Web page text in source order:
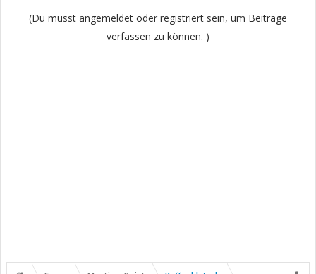
(Du musst angemeldet oder registriert sein, um Beiträge
verfassen zu können. )